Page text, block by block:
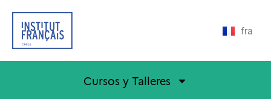
fra
Cursos y Talleres